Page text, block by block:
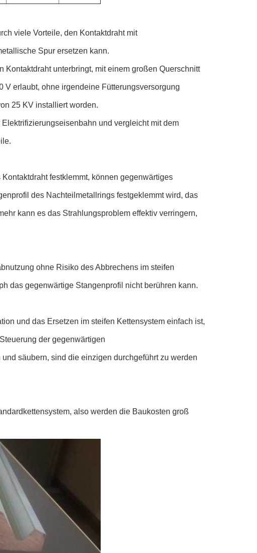
viele Vorteile, den Kontaktdraht mit
Spur ersetzen kann.
unterbringt, mit einem großen Querschnitt
V erlaubt, ohne irgendeine Fütterungsversorgung
25 KV installiert worden.
und vergleicht mit dem
festklemmt, können gegenwärtiges
des Nachteilmetallrings festgeklemmt wird, das
kann es das Strahlungsproblem effektiv verringern,
ohne Risiko des Abbrechens im steifen
das gegenwärtige Stangenprofil nicht berühren kann.
und das Ersetzen im steifen Kettensystem einfach ist,
der gegenwärtigen
säubern, sind die einzigen durchgeführt zu werden
also werden die Baukosten groß